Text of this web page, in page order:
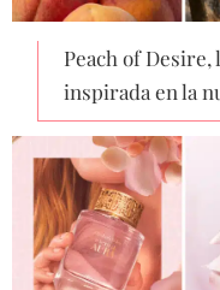
Peach of Desire,
inspirada en la